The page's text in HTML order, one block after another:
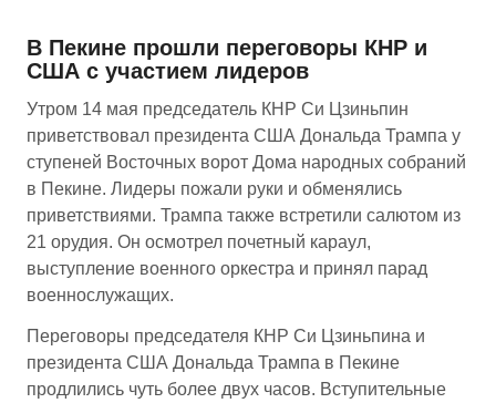
В Пекине прошли переговоры КНР и
США с участием лидеров
Утром 14 мая председатель КНР Си Цзиньпин
приветствовал президента США Дональда Трампа у
ступеней Восточных ворот Дома народных собраний
в Пекине. Лидеры пожали руки и обменялись
приветствиями. Трампа также встретили салютом из
21 орудия. Он осмотрел почетный караул,
выступление военного оркестра и принял парад
военнослужащих.
Переговоры председателя КНР Си Цзиньпина и
президента США Дональда Трампа в Пекине
продлились чуть более двух часов. Вступительные